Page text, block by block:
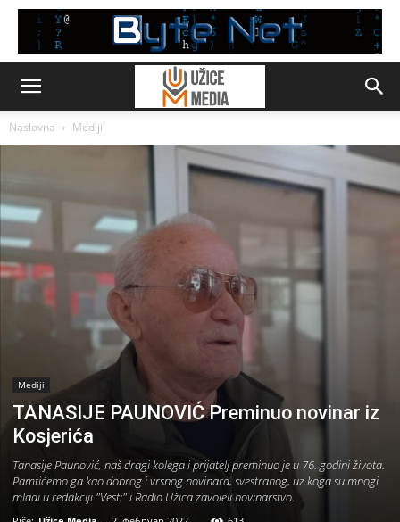
Naslovna Mediji
Mediji
TANASIJE PAUNOVIĆ Preminuo novinar iz
Kosjerića
Tanasije Paunović, naš dragi kolega i prijatelj preminuo je u 76. godini života.
Pamtićemo ga kao dobrog i vrsnog novinara, svestranog, uz koga su mnogi
mladi u redakciji "Vesti" i Radio Užica zavoleli novinarstvo.